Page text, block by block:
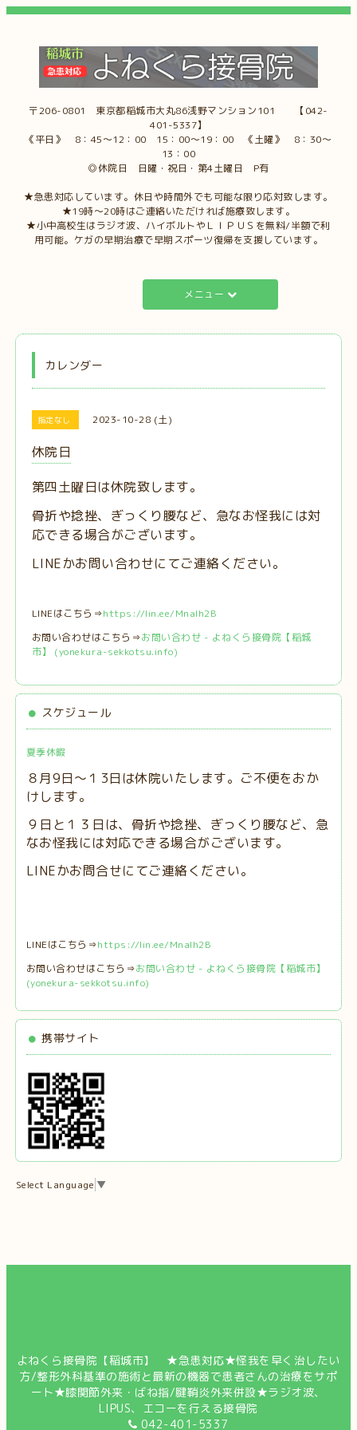
〒206-0801 東京都稲城市大丸86浅野マンション101 【042-
401-5337】
《平日》 8：45～12：00 15：00～19：00 《土曜》 8：30～
13：00
◎休院日 日曜・祝日・第4土曜日 P有
★急患対応しています。休日や時間外でも可能な限り応対致します。
★19時～20時はご連絡いただければ施療致します。
★小中高校生はラジオ波、ハイボルトやＬＩＰＵＳを無料/半額で利
用可能。ケガの早期治療で早期スポーツ復帰を支援しています。
メニュー
カレンダー
指定なし 2023-10-28 (土)
休院日
第四土曜日は休院致します。
骨折や捻挫、ぎっくり腰など、急なお怪我には対
応できる場合がございます。
LINEかお問い合わせにてご連絡ください。
LINEはこちら⇒https://lin.ee/MnaIh2B
お問い合わせはこちら⇒お問い合わせ - よねくら接骨院【稲城
市】 (yonekura-sekkotsu.info)
スケジュール
夏季休暇
８月9日～１3日は休院いたします。ご不便をおか
けします。
９日と１３日は、 骨折や捻挫、ぎっくり腰など、急
なお怪我には対応できる場合がございます。
LINEかお問合せにてご連絡ください。
LINEはこちら⇒https://lin.ee/MnaIh2B
お問い合わせはこちら⇒お問い合わせ - よねくら接骨院【稲城市】
(yonekura-sekkotsu.info)
携帯サイト
Select Language ▼
よねくら接骨院【稲城市】 ★急患対応★怪我を早く治したい
方/整形外科基準の施術と最新の機器で患者さんの治療をサポ
ート★膝関節外来・ばね指/腱鞘炎外来併設★ラジオ波、
LIPUS、エコーを行える接骨院
042-401-5337